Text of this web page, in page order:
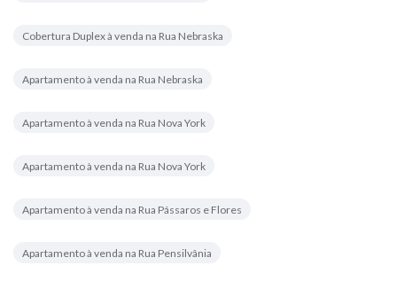
Cobertura Duplex à venda na Rua Nebraska
Apartamento à venda na Rua Nebraska
Apartamento à venda na Rua Nova York
Apartamento à venda na Rua Nova York
Apartamento à venda na Rua Pássaros e Flores
Apartamento à venda na Rua Pensilvânia